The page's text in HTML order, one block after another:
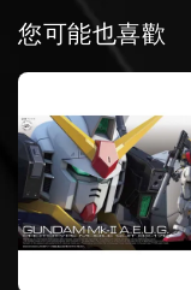
您可能也喜歡